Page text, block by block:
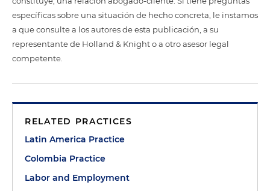
específicas sobre una situación de hecho concreta, le instamos
a que consulte a los autores de esta publicación, a su
representante de Holland & Knight o a otro asesor legal
competente.
RELATED PRACTICES
Latin America Practice
Colombia Practice
Labor and Employment